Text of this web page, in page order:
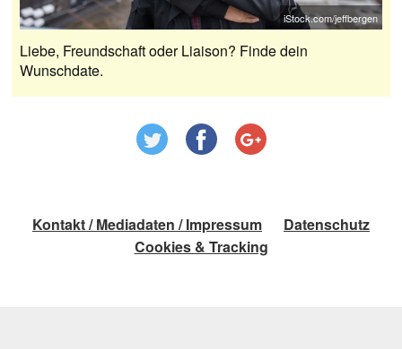
iStock.com/jeffbergen
Liebe, Freundschaft oder Liaison? Finde dein
Wunschdate.
Kontakt / Mediadaten / Impressum
Datenschutz
Cookies & Tracking